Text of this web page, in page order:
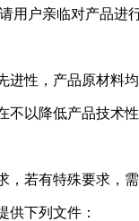
用户亲临对产品进
性，产品原材料
以降低产品技术
若有特殊要求，
供下列文件：